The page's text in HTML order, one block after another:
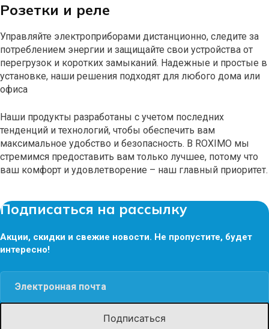
Розетки и реле
Управляйте электроприборами дистанционно, следите за
потреблением энергии и защищайте свои устройства от
перегрузок и коротких замыканий. Надежные и простые в
установке, наши решения подходят для любого дома или
офиса
Наши продукты разработаны с учетом последних
тенденций и технологий, чтобы обеспечить вам
максимальное удобство и безопасность. В ROXIMO мы
стремимся предоставить вам только лучшее, потому что
ваш комфорт и удовлетворение – наш главный приоритет.
Подписаться на рассылку
Акции, скидки и свежие новости. Не пропустите, будет
интересно!